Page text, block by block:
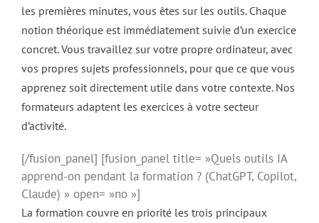
les premières minutes, vous êtes sur les outils. Chaque
notion théorique est immédiatement suivie d’un exercice
concret. Vous travaillez sur votre propre ordinateur, avec
vos propres sujets professionnels, pour que ce que vous
apprenez soit directement utile dans votre contexte. Nos
formateurs adaptent les exercices à votre secteur
d’activité.
[/fusion_panel] [fusion_panel title= »Quels outils IA
apprend-on pendant la formation ? (ChatGPT, Copilot,
Claude) » open= »no »]
La formation couvre en priorité les trois principaux